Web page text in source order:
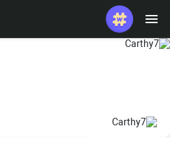
پست های محبوب